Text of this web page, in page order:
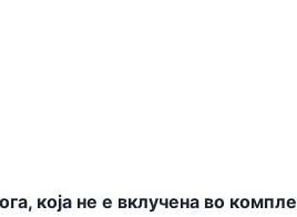
која не е вклучена во